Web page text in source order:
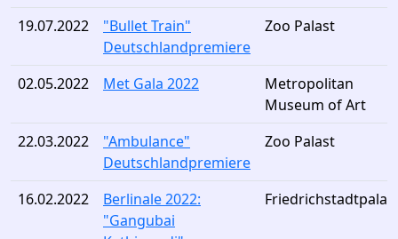
19.07.2022
"Bullet Train"
Deutschlandpremiere
Zoo Palast
02.05.2022 Met Gala 2022
Metropolitan
Museum of Art
22.03.2022
"Ambulance"
Deutschlandpremiere
Zoo Palast
16.02.2022
Berlinale 2022:
"Gangubai